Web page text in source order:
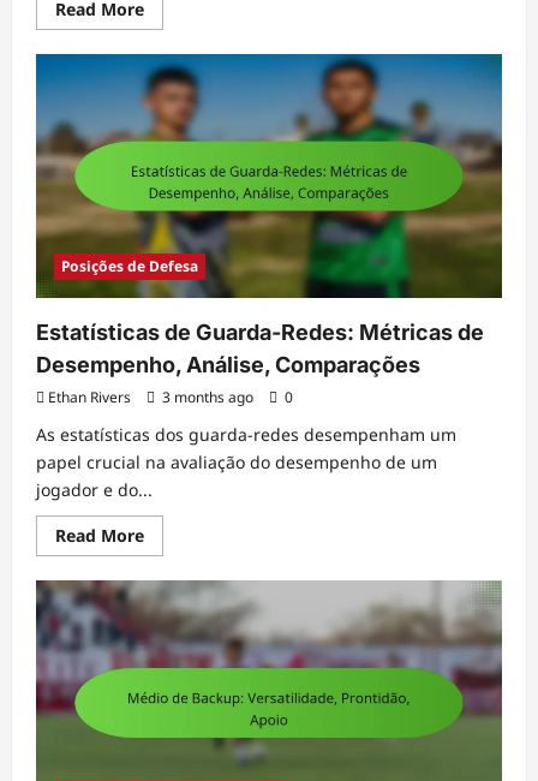
Read MoreRead
more
Defensor
Profissional:
Experiência,
Táticas,
Resiliência
Posições de Defesa
Estatísticas de Guarda-Redes: Métricas de
Desempenho, Análise, Comparações
Ethan Rivers 3 months ago 0
As estatísticas dos guarda-redes desempenham um
papel crucial na avaliação do desempenho de um
jogador e do...
Read MoreRead
more
Estatísticas
de
Guarda-
Redes:
Métricas
de
Análise,
Comparações